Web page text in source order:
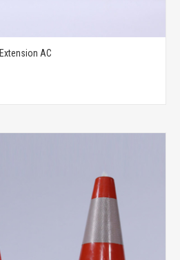
Extension AC